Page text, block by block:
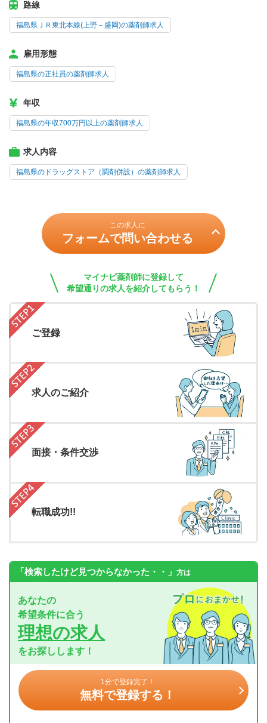
路線
福島県ＪＲ東北本線(上野－盛岡)の薬剤師求人
雇用形態
福島県の正社員の薬剤師求人
年収
福島県の年収700万円以上の薬剤師求人
求人内容
福島県のドラッグストア（調剤併設）の薬剤師求人
この求人に
フォームで問い合わせる
マイナビ薬剤師に登録して
希望通りの求人を紹介してもらう！
ご登録
求人のご紹介
面接・条件交渉
転職成功!!
「検索したけど見つからなかった・・」 方は
あなたの
希望条件に合う
理想の求人
をお探しします！
1分で登録完了！
無料で登録する！